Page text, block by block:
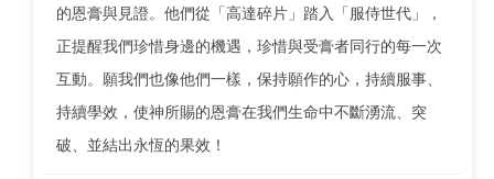
的恩膏與見證。他們從「高達碎片」踏入「服侍世代」，
正提醒我們珍惜身邊的機遇，珍惜與受膏者同行的每一次
互動。願我們也像他們一樣，保持願作的心，持續服事、
持續學效，使神所賜的恩膏在我們生命中不斷湧流、突
破、並結出永恆的果效！